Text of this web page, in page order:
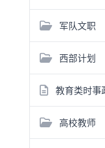
军队文职
西部计划
教育类时事
高校教师